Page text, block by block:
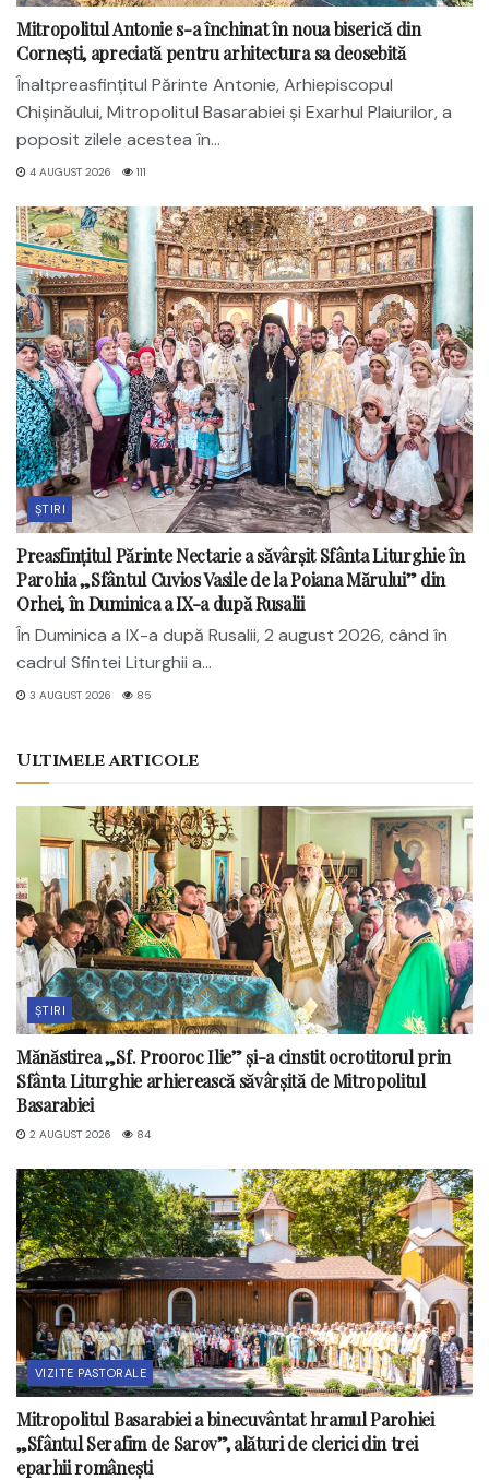
Mitropolitul Antonie s-a închinat în noua biserică din
Cornești, apreciată pentru arhitectura sa deosebită
Înaltpreasfințitul Părinte Antonie, Arhiepiscopul
Chișinăului, Mitropolitul Basarabiei și Exarhul Plaiurilor, a
poposit zilele acestea în...
4 AUGUST 2026 111
ȘTIRI
Preasfințitul Părinte Nectarie a săvârșit Sfânta Liturghie în
Parohia „Sfântul Cuvios Vasile de la Poiana Mărului” din
Orhei, în Duminica a IX-a după Rusalii
În Duminica a IX-a după Rusalii, 2 august 2026, când în
cadrul Sfintei Liturghii a...
3 AUGUST 2026 85
Ultimele articole
ȘTIRI
Mănăstirea „Sf. Prooroc Ilie” și-a cinstit ocrotitorul prin
Sfânta Liturghie arhierească săvârșită de Mitropolitul
Basarabiei
2 AUGUST 2026 84
VIZITE PASTORALE
Mitropolitul Basarabiei a binecuvântat hramul Parohiei
„Sfântul Serafim de Sarov”, alături de clerici din trei
eparhii românești